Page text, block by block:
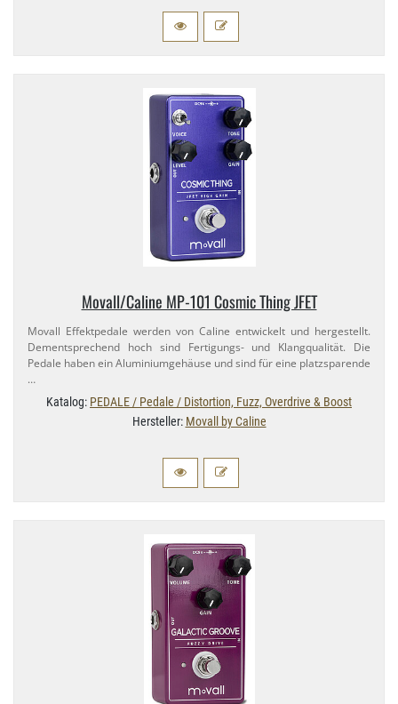
Movall/​Caline MP-​101 Cosmic Thing JFET
Movall Effektpedale werden von Caline entwickelt und hergestellt.
Dementsprechend hoch sind Fertigungs- und Klangqualität. Die
Pedale haben ein Aluminiumgehäuse und sind für eine platzsparende
…
Katalog: PEDALE / Pedale / Distortion, Fuzz, Overdrive & Boost
Hersteller: Movall by Caline